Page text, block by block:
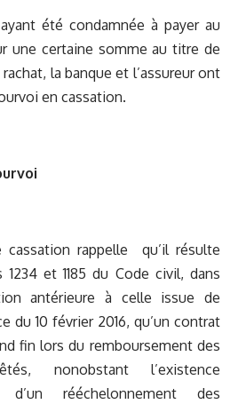
été condamnée à payer au
une certaine somme au titre de
la banque et l’assureur ont
en cassation.
cassation rappelle qu’il résulte
1234 et 1185 du Code civil, dans
antérieure à celle issue de
du 10 février 2016, qu’un contrat
fin lors du remboursement des
nonobstant l’existence
d’un rééchelonnement des